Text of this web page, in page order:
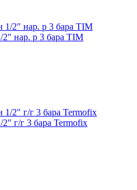
нар. р 3 бара TIM
г/г 3 бара Termofix